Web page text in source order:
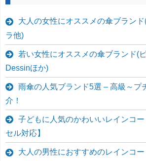
大人の女性にオススメの傘ブラン
ラ他)
若い女性にオススメの傘ブランド(
Dessinほか)
雨傘の人気ブランド5選 – 高級～プ
介！
子どもに人気のかわいいレインコ
セル対応】
大人の男性におすすめのレインコ